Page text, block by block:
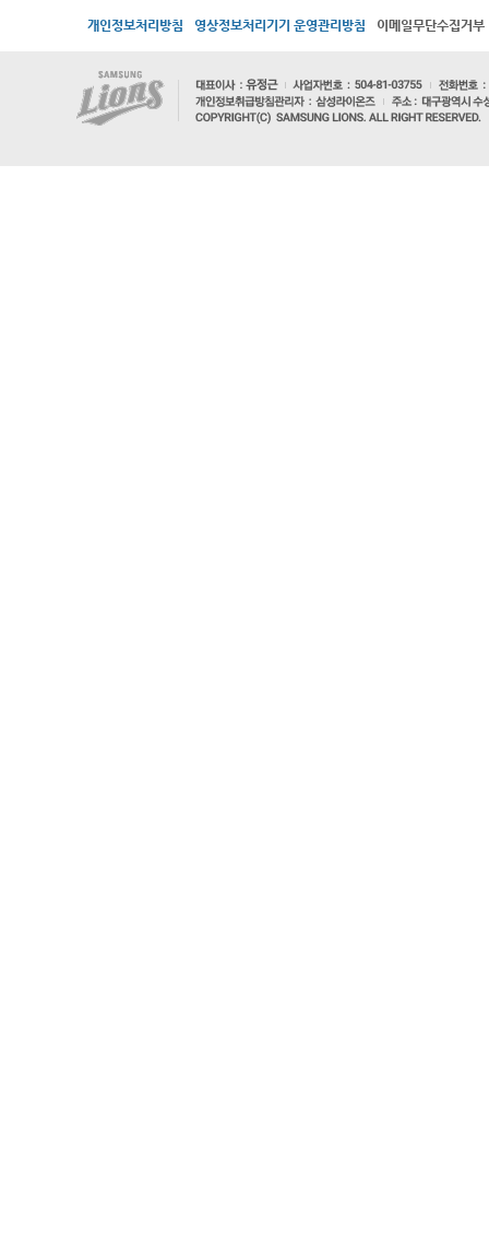
개인정보처리방침 영상정보처리기기 운영관리방침 이메일무단수집거부